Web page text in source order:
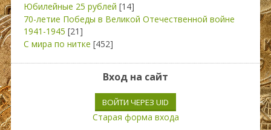
Юбилейные 25 рублей [14]
70-летие Победы в Великой Отечественной войне
1941-1945 [21]
С мира по нитке [452]
Вход на сайт
ВОЙТИ ЧЕРЕЗ UID
Старая форма входа